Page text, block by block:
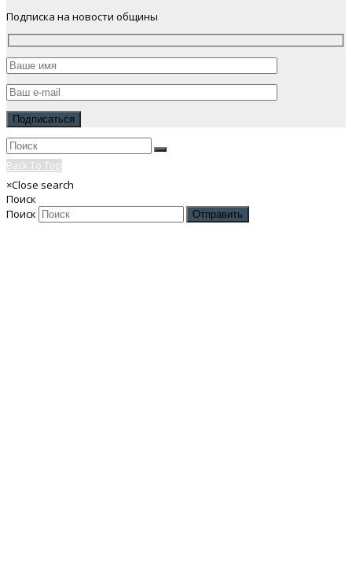
Подписка на новости общины
Back To Top
×Close search
Поиск
Поиск
Отправить